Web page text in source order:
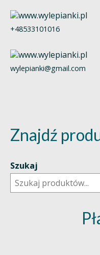
+48533101016
wylepianki@gmail.com
Znajdź
Szukaj